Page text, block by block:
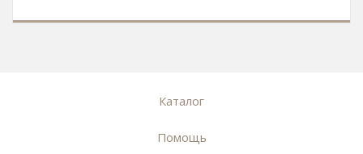
Каталог
Помощь